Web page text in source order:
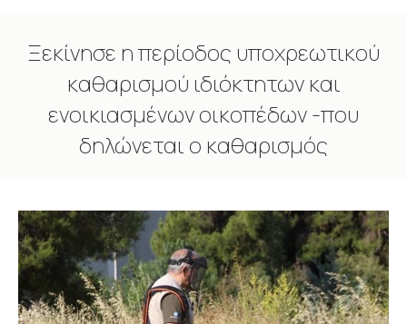
Ξεκίνησε η περίοδος υποχρεωτικού
καθαρισμού ιδιόκτητων και
ενοικιασμένων οικοπέδων -που
δηλώνεται ο καθαρισμός